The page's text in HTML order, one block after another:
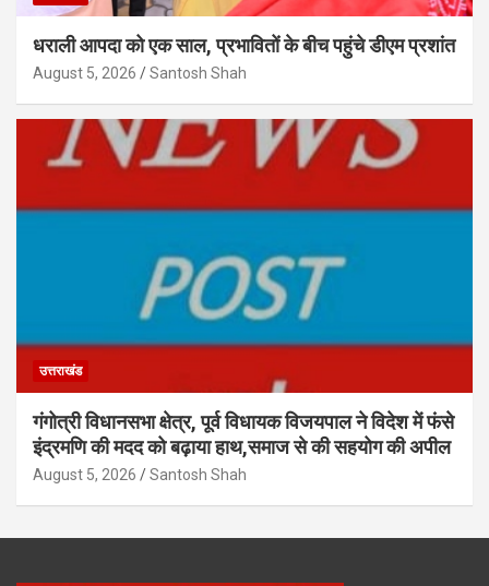
धराली आपदा को एक साल, प्रभावितों के बीच पहुंचे डीएम प्रशांत
August 5, 2026 Santosh Shah
उत्तराखंड
गंगोत्री विधानसभा क्षेत्र, पूर्व विधायक विजयपाल ने विदेश में फंसे
इंद्रमणि की मदद को बढ़ाया हाथ,समाज से की सहयोग की अपील
August 5, 2026 Santosh Shah